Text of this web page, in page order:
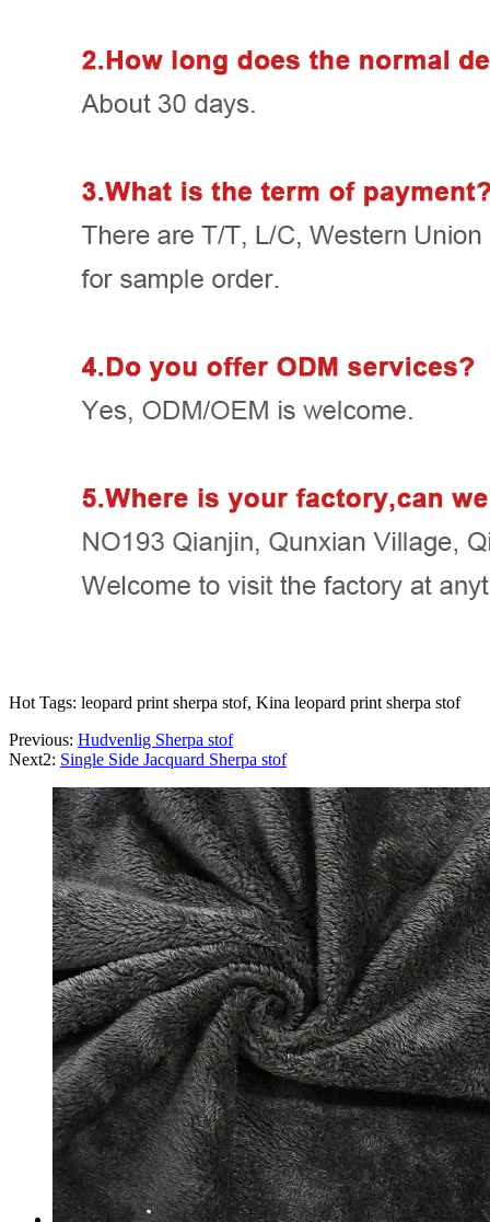
Hot Tags: leopard print sherpa stof, Kina leopard print sherpa stof
Previous: Hudvenlig Sherpa stof
Next2: Single Side Jacquard Sherpa stof